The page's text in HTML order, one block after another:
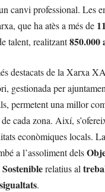
canvi professional. Les
que ha atès a més de
talent, realitzant850.000
destacats de la Xarxa
gestionada per
permetent una millor
cada zona. Així,
econòmiques locals.
a l’assoliment dels
relatius al
.